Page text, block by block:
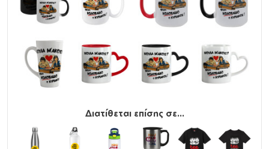
Διατίθεται επίσης σε...